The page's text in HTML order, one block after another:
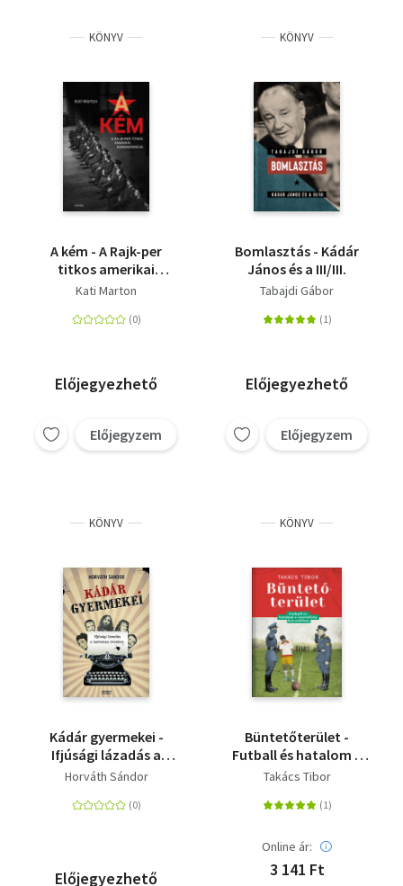
KÖNYV
A kém - A Rajk-per
titkos amerikai
koronatanúja
Kati Marton
Előjegyezhető
Előjegyzem
KÖNYV
Bomlasztás - Kádár
János és a III/III.
Tabajdi Gábor
Előjegyezhető
Előjegyzem
KÖNYV
Kádár gyermekei -
Ifjúsági lázadás a
hatvanas években
Horváth Sándor
Előjegyezhető
KÖNYV
Büntetőterület -
Futball és hatalom a
szocialista
Takács Tibor
Online ár:
3 141 Ft